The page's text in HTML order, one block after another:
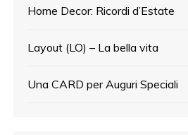
Home Decor: Ricordi d’Estate
Layout (LO) – La bella vita
Una CARD per Auguri Speciali